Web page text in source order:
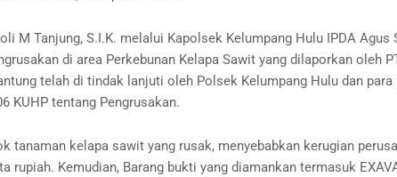
M Tanjung, S.I.K. melalui Kapolsek Kelumpang Hulu IPDA Agus
di area Perkebunan Kelapa Sawit yang dilaporkan oleh
telah di tindak lanjuti oleh Polsek Kelumpang Hulu dan para
KUHP tentang Pengrusakan.
tanaman kelapa sawit yang rusak, menyebabkan kerugian
rupiah. Kemudian, Barang bukti yang diamankan termasuk